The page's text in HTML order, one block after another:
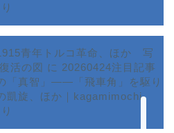
青年トルコ革命、ほか 写
活の図 に 20260424注目記事
「真智」――「飛車角」を駆り
凱旋、ほか｜kagamimochi-
サービス
ランキング